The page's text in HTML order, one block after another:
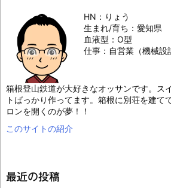
HN：りょう
生まれ/育ち：愛知県
血液型：O型
仕事：自営業（機械設
箱根登山鉄道が大好きなオッサンです。ス
トばっかり作ってます。箱根に別荘を建て
ロンを開くのが夢！！
このサイトの紹介
最近の投稿